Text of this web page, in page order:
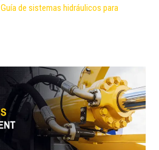
Guía de sistemas hidráulicos para